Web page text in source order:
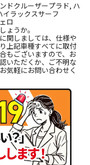
ドクルーザープラド, ハ
イラックスサーフ
ロ
ょうか。
関しましては、仕様や
上記車種すべてに取付
もございますので、お
いただくか、ご不明な
気軽にお問い合わせく